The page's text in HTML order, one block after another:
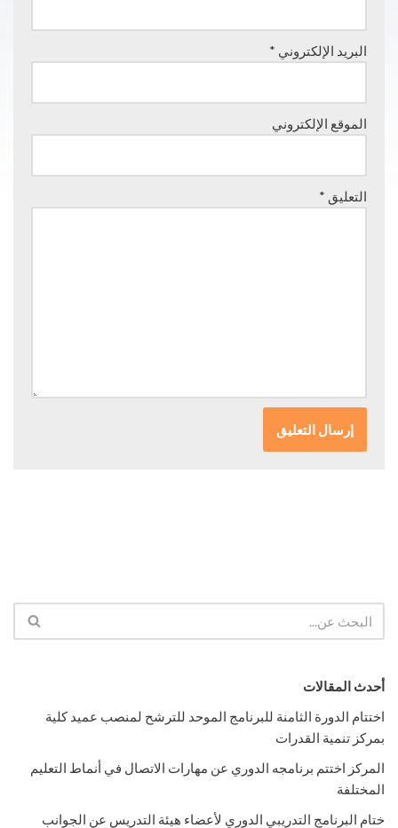
البريد الإلكتروني *
الموقع الإلكتروني
التعليق *
أحدث المقالات
اختتام الدورة الثامنة للبرنامج الموحد للترشح لمنصب عميد كلية
بمركز تنمية القدرات
المركز اختتم برنامجه الدوري عن مهارات الاتصال في أنماط التعليم
المختلفة
ختام البرنامج التدريبي الدوري لأعضاء هيئة التدريس عن الجوانب